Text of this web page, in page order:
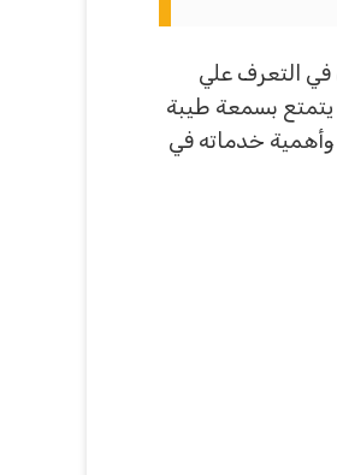
التعرف علي
بسمعة طيبة
خدماته في